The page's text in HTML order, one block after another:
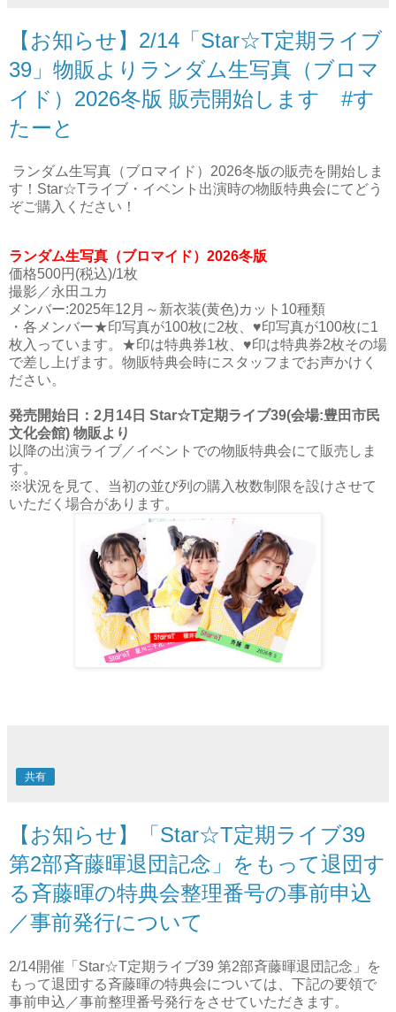
【お知らせ】2/14「Star☆T定期ライブ
39」物販よりランダム生写真（ブロマ
イド）2026冬版 販売開始します #す
たーと
ランダム生写真（ブロマイド）2026冬版の販売を開始しま
す！Star☆Tライブ・イベント出演時の物販特典会にてどう
ぞご購入ください！
ランダム生写真（ブロマイド）2026冬版
価格500円(税込)/1枚
撮影／永田ユカ
メンバー:2025年12月～新衣装(黄色)カット10種類
・各メンバー★印写真が100枚に2枚、♥印写真が100枚に1
枚入っています。★印は特典券1枚、♥印は特典券2枚その場
で差し上げます。物販特典会時にスタッフまでお声かけく
ださい。
発売開始日：2月14日 Star☆T定期ライブ39(会場:豊田市民
文化会館) 物販より
以降の出演ライブ／イベントでの物販特典会にて販売しま
す。
※状況を見て、当初の並び列の購入枚数制限を設けさせて
いただく場合があります。
共有
【お知らせ】「Star☆T定期ライブ39
第2部斉藤暉退団記念」をもって退団す
る斉藤暉の特典会整理番号の事前申込
／事前発行について
2/14開催「Star☆T定期ライブ39 第2部斉藤暉退団記念」を
もって退団する斉藤暉の特典会については、下記の要領で
事前申込／事前整理番号発行をさせていただきます。